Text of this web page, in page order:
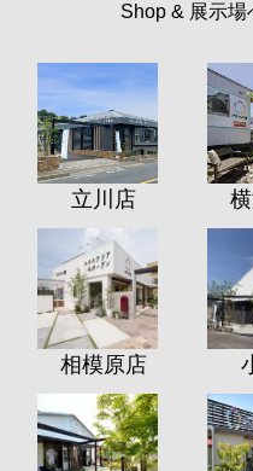
Shop & 展示場
立川店
相模原店